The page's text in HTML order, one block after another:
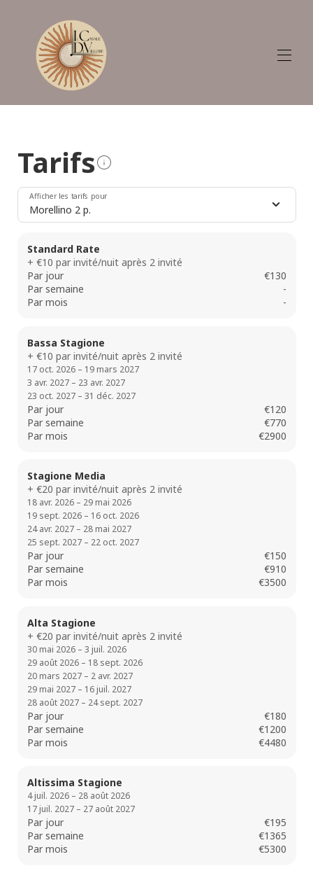
Disponibilité
La région - Que faire
GDPR (Règlement général sur la protection des
données) - UE 2016/679
Tarifs
Afficher les tarifs pour
Morellino 2 p.
Standard Rate
+ €10 par invité/nuit après 2 invité
Par jour
€130
Par semaine
-
Par mois
-
Bassa Stagione
+ €10 par invité/nuit après 2 invité
17 oct. 2026 – 19 mars 2027
3 avr. 2027 – 23 avr. 2027
23 oct. 2027 – 31 déc. 2027
Par jour
€120
Par semaine
€770
Par mois
€2900
Stagione Media
+ €20 par invité/nuit après 2 invité
18 avr. 2026 – 29 mai 2026
19 sept. 2026 – 16 oct. 2026
24 avr. 2027 – 28 mai 2027
25 sept. 2027 – 22 oct. 2027
Par jour
€150
Par semaine
€910
Par mois
€3500
Alta Stagione
+ €20 par invité/nuit après 2 invité
30 mai 2026 – 3 juil. 2026
29 août 2026 – 18 sept. 2026
20 mars 2027 – 2 avr. 2027
29 mai 2027 – 16 juil. 2027
28 août 2027 – 24 sept. 2027
Par jour
€180
Par semaine
€1200
Par mois
€4480
Altissima Stagione
4 juil. 2026 – 28 août 2026
17 juil. 2027 – 27 août 2027
Par jour
€195
Par semaine
€1365
Par mois
€5300